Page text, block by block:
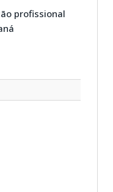
profissional